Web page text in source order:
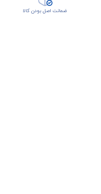
ضمانت اصل بودن کالا